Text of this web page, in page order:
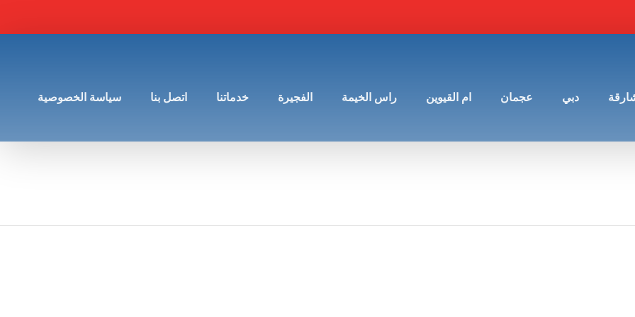
دبي عجمان ام القيوين راس الخيمة الفجيرة خدماتنا اتصل بنا سياسة الخصوصية